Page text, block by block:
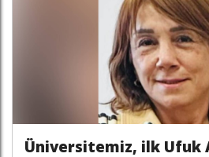
Üniversitemiz, ilk Ufuk